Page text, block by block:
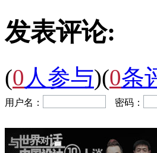
发表评论:
(0 人参与)(0条
用户名： 密码：